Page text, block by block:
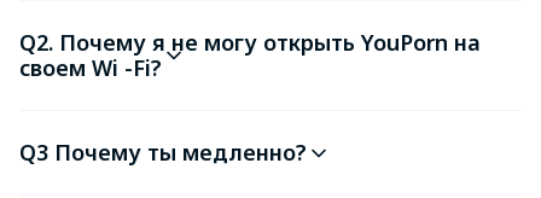
Q2. Почему я не могу открыть YouPorn на
своем Wi -Fi?
Q3 Почему ты медленно?